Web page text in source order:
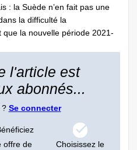
: la Suède n’en fait pas une
la difficulté la
la nouvelle période 2021-
l'article est
abonnés...
? Se connecter
offre de
Choisissez le